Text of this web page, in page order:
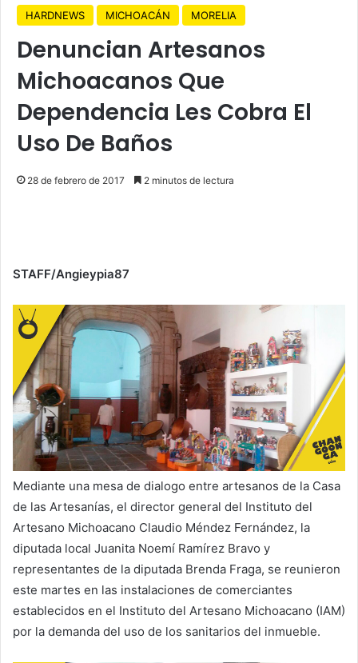
HARDNEWS MICHOACÁN MORELIA
Denuncian Artesanos
Michoacanos Que
Dependencia Les Cobra El
Uso De Baños
28 de febrero de 2017 2 minutos de lectura
STAFF/Angieypia87
Mediante una mesa de dialogo entre artesanos de la Casa
de las Artesanías, el director general del Instituto del
Artesano Michoacano Claudio Méndez Fernández, la
diputada local Juanita Noemí Ramírez Bravo y
representantes de la diputada Brenda Fraga, se reunieron
este martes en las instalaciones de comerciantes
establecidos en el Instituto del Artesano Michoacano (IAM)
por la demanda del uso de los sanitarios del inmueble.